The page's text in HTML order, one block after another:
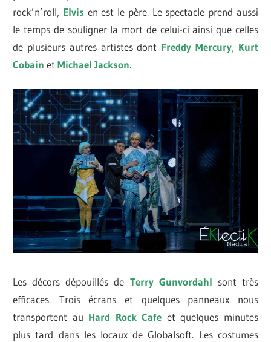
rock’n’roll, Elvis en est le père. Le spectacle prend aussi
le temps de souligner la mort de celui-ci ainsi que celles
de plusieurs autres artistes dont Freddy Mercury, Kurt
Cobain etMichael Jackson.
Les décors dépouillés de Terry Gunvordahl sont très
efficaces. Trois écrans et quelques panneaux nous
transportent au Hard Rock Cafe et quelques minutes
plus tard dans les locaux de Globalsoft. Les costumes